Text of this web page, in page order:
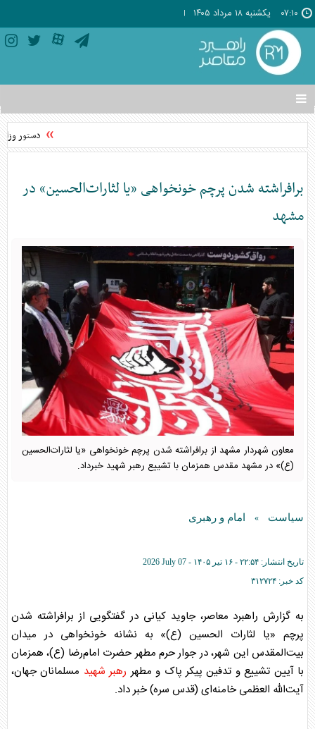
۰۷:۱۰ يکشنبه ۱۸ مرداد ۱۴۰۵
تغییر
وضعیت
منوی
ها
دستور
برافراشته شدن پرچم خونخواهی «یا لثارات‌الحسین» در
مشهد
معاون شهردار مشهد از برافراشته شدن پرچم خونخواهی «یا لثارات‌الحسین
(ع)» در مشهد مقدس همزمان با تشییع رهبر شهید خبرداد.
سیاست » امام و رهبری
تاریخ انتشار: ۲۲:۵۴ - ۱۶ تير ۱۴۰۵ -
2026 July 07
کد خبر: ۳۱۲۷۲۴
به گزارش راهبرد معاصر، جاوید کیانی در گفتگویی از برافراشته شدن
پرچم «یا لثارات الحسین (ع)» به نشانه خونخواهی در میدان
بیت‌المقدس این شهر، در جوار حرم مطهر حضرت امام‌رضا (ع)، همزمان
با آیین تشییع و تدفین پیکر پاک و مطهر رهبر شهید مسلمانان جهان،
آیت‌الله العظمی خامنه‌ای (قدس سره) خبر داد.